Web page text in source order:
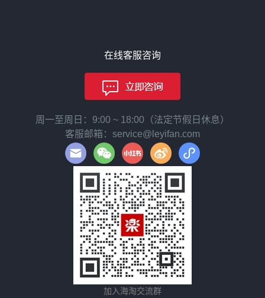
在线客服咨询
周一至周日：9:00 ~ 18:00（法定节假日休息）
客服邮箱：service@leyifan.com
加入海淘交流群